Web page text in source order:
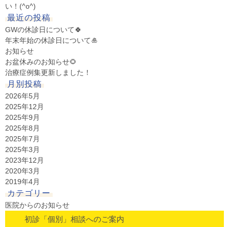
い！(^o^)
最近の投稿
GWの休診日について🍀
年末年始の休診日について🎍
お知らせ
お盆休みのお知らせ🌻
治療症例集更新しました！
月別投稿
2026年5月
2025年12月
2025年9月
2025年8月
2025年7月
2025年3月
2023年12月
2020年3月
2019年4月
カテゴリー
医院からのお知らせ
初診「個別」相談へのご案内